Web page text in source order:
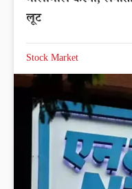
लूट
Stock Market